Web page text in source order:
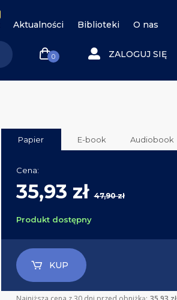
Aktualności Biblioteki O nas
0 ZALOGUJ SIĘ
Papier E-book Audiobook
Cena:
35,93 zł47,90 zł
Produkt dostępny
KUP